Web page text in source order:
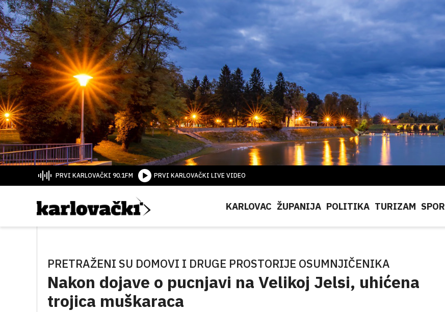
PRVI KARLOVAČKI 90.1FM PRVI KARLOVAČKI LIVE VIDEO
KARLOVAC ŽUPANIJA POLITIKA TURIZAM
PRETRAŽENI SU DOMOVI I DRUGE PROSTORIJE OSUMNJIČENIKA
Nakon dojave o pucnjavi na Velikoj Jelsi, uhićena
trojica muškaraca